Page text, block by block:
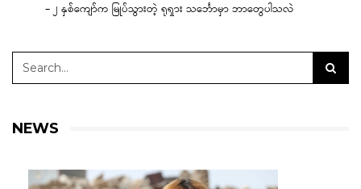
– ၂ နှစ်ကျော်က မြုပ်သွားတဲ့ ရုရှား သင်္ဘောမှာ ဘာတွေပါသလဲ
NEWS